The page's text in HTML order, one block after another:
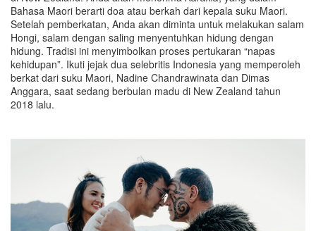
Bahasa Maori berarti doa atau berkah dari kepala suku Maori.
Setelah pemberkatan, Anda akan diminta untuk melakukan salam
Hongi, salam dengan saling menyentuhkan hidung dengan
hidung. Tradisi ini menyimbolkan proses pertukaran “napas
kehidupan”. Ikuti jejak dua selebritis Indonesia yang memperoleh
berkat dari suku Maori, Nadine Chandrawinata dan Dimas
Anggara, saat sedang berbulan madu di New Zealand tahun
2018 lalu.